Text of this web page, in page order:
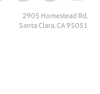
2905 Homestead Rd,
Santa Clara, CA 95051